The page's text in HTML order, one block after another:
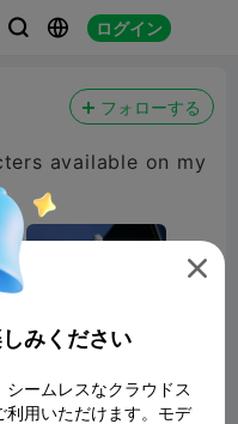
  ログイン
フォローする
available on my

みください
ームレスなクラウドス
利用いただけます。モデ